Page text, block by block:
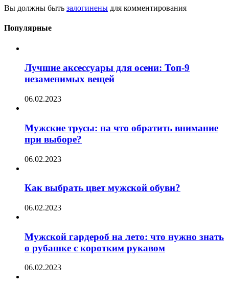
Вы должны быть залогинены для комментирования
Популярные
Лучшие аксессуары для осени: Топ-9
незаменимых вещей
06.02.2023
Мужские трусы: на что обратить внимание
при выборе?
06.02.2023
Как выбрать цвет мужской обуви?
06.02.2023
Мужской гардероб на лето: что нужно знать
о рубашке с коротким рукавом
06.02.2023